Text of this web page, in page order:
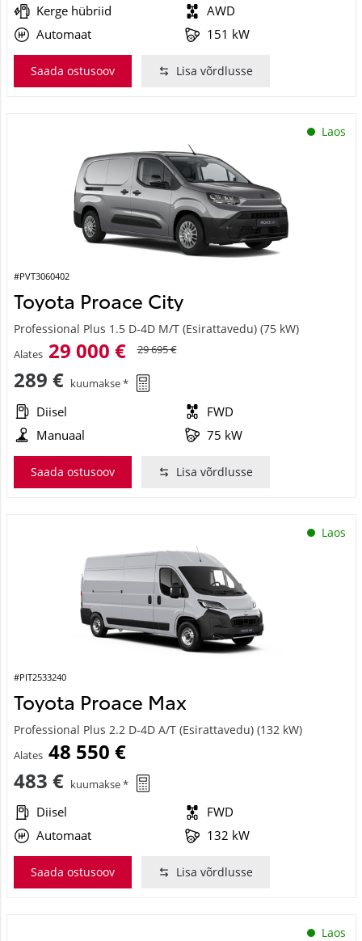
Kerge hübriid
AWD
Automaat
151 kW
Saada ostusoov Lisa võrdlusse
Laos
#PVT3060402
Toyota Proace City
Professional Plus 1.5 D-4D M/T (Esirattavedu) (75 kW)
Alates 29 000 € 29 695 €
289 € kuumakse *
Diisel
FWD
Manuaal
75 kW
Saada ostusoov Lisa võrdlusse
Laos
#PIT2533240
Toyota Proace Max
Professional Plus 2.2 D-4D A/T (Esirattavedu) (132 kW)
Alates 48 550 €
483 € kuumakse *
Diisel
FWD
Automaat
132 kW
Saada ostusoov Lisa võrdlusse
Laos